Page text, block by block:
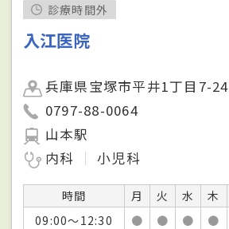
診療時間外
入江医院
兵庫県宝塚市平井1丁目7-24
0797-88-0064
山本駅
内科
小児科
時間 月 火 水 木
09:00～12:30
● ● ● ●